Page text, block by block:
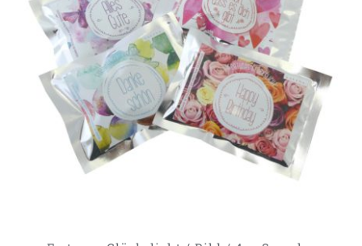
IN DEN WARENKORB
/
DETAILS